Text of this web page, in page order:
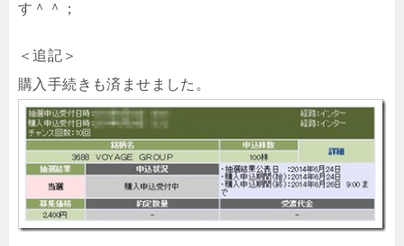
す＾＾；
＜追記＞
購入手続きも済ませました。